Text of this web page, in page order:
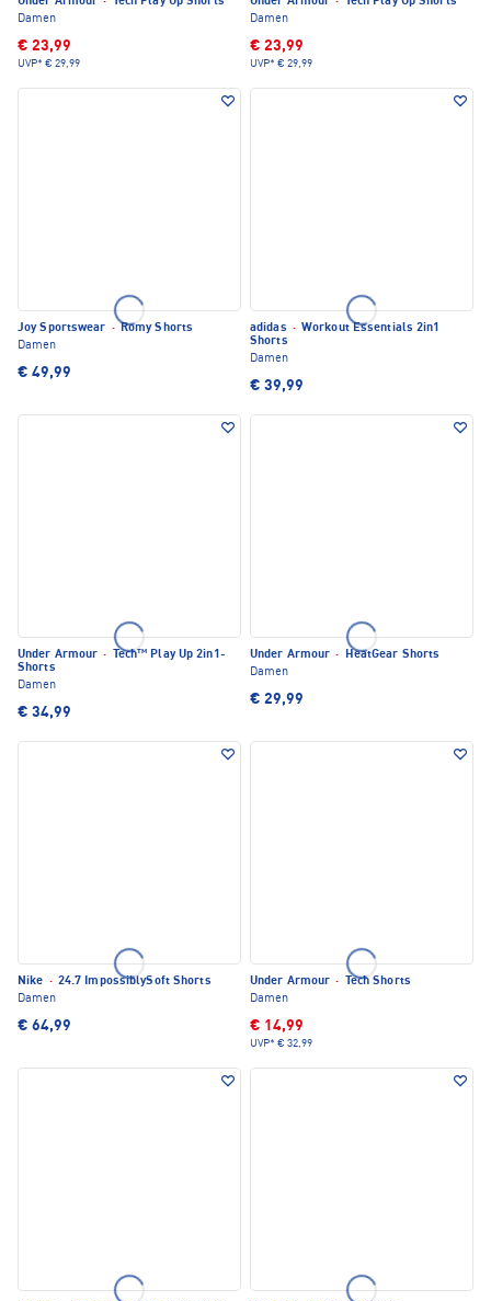
Damen
€ 23,99
UVP* € 29,99
Damen
€ 23,99
UVP* € 29,99
Joy Sportswear · Romy Shorts
Damen
€ 49,99
adidas · Workout Essentials 2in1
Shorts
Damen
€ 39,99
Under Armour ·
Tech™ Play Up 2in1-
Shorts
Damen
€ 34,99
Under Armour ·
HeatGear Shorts
Damen
€ 29,99
Nike · 24.7 ImpossiblySoft Shorts
Damen
€ 64,99
Under Armour ·
Tech Shorts
Damen
€ 14,99
UVP* € 32,99